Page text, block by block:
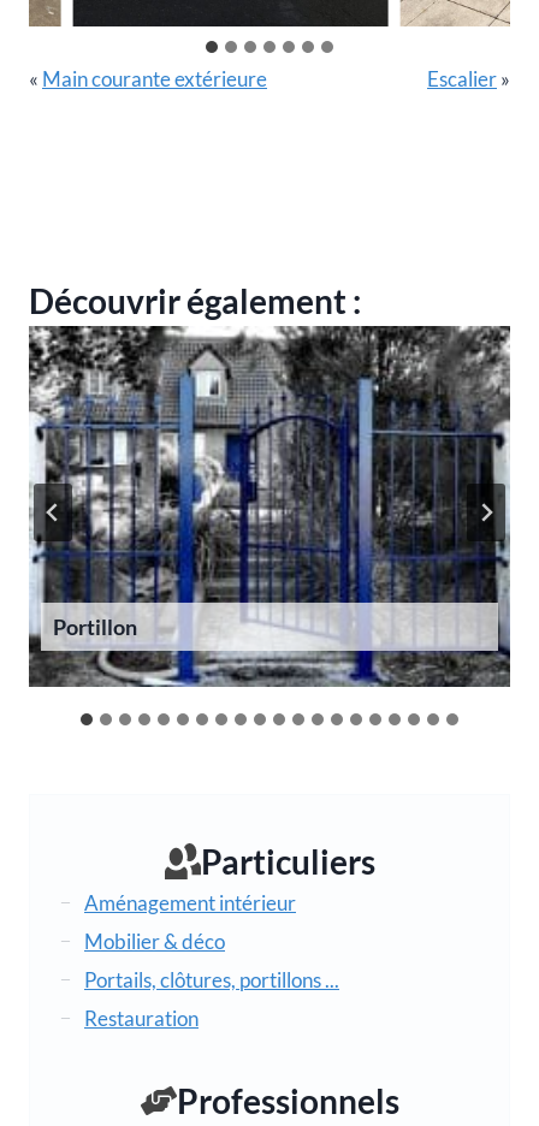
« Main courante extérieure Escalier»
Découvrir également :
Portillon
Particuliers
Aménagement intérieur
Mobilier & déco
Portails, clôtures, portillons ...
Restauration
Professionnels